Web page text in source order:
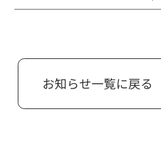
お知らせ一覧に戻る